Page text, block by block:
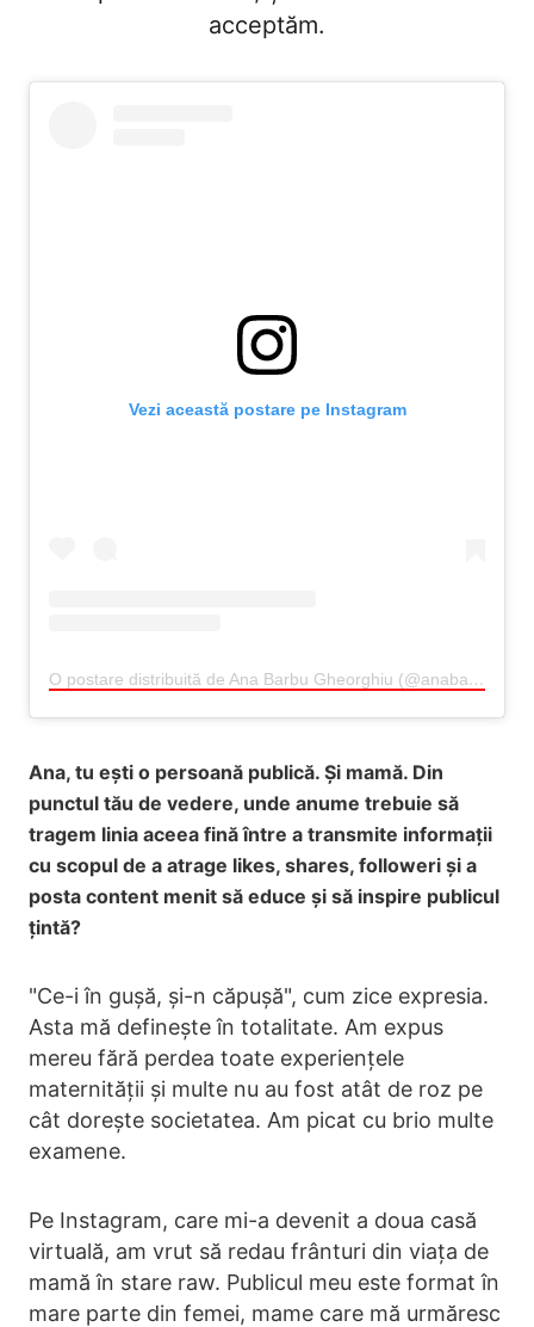
acceptăm.
Vezi această postare pe Instagram
O postare distribuită de Ana Barbu Gheorghiu (@anabarbu_o)
Ana, tu ești o persoană publică. Și mamă. Din
punctul tău de vedere, unde anume trebuie să
tragem linia aceea fină între a transmite informații
cu scopul de a atrage likes, shares, followeri și a
posta content menit să educe și să inspire publicul
țintă?
"Ce-i în gușă, și-n căpușă", cum zice expresia.
Asta mă definește în totalitate. Am expus
mereu fără perdea toate experiențele
maternității și multe nu au fost atât de roz pe
cât dorește societatea. Am picat cu brio multe
examene.
Pe Instagram, care mi-a devenit a doua casă
virtuală, am vrut să redau frânturi din viața de
mamă în stare raw. Publicul meu este format în
mare parte din femei, mame care mă urmăresc